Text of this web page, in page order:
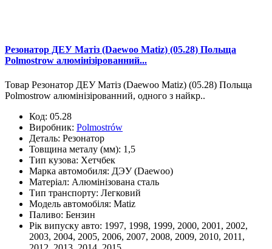
Резонатор ДЕУ Матіз (Daewoo Matiz) (05.28) Польща
Polmostrow алюмінізірованний...
Товар Резонатор ДЕУ Матіз (Daewoo Matiz) (05.28) Польща
Polmostrow алюмінізірованний, одного з найкр..
Код: 05.28
Виробник: Polmostrów
Деталь: Резонатор
Товщина металу (мм): 1,5
Тип кузова: Хетчбек
Марка автомобиля: ДЭУ (Daewoo)
Матеріал: Алюмінізована сталь
Тип транспорту: Легковий
Модель автомобіля: Matiz
Паливо: Бензин
Рік випуску авто: 1997, 1998, 1999, 2000, 2001, 2002,
2003, 2004, 2005, 2006, 2007, 2008, 2009, 2010, 2011,